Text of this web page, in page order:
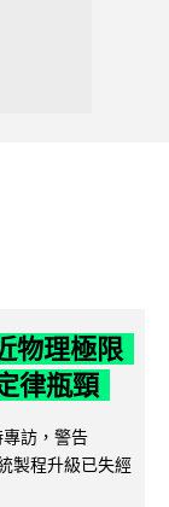
物理極限
律瓶頸
訪，警告
製程升級已失經